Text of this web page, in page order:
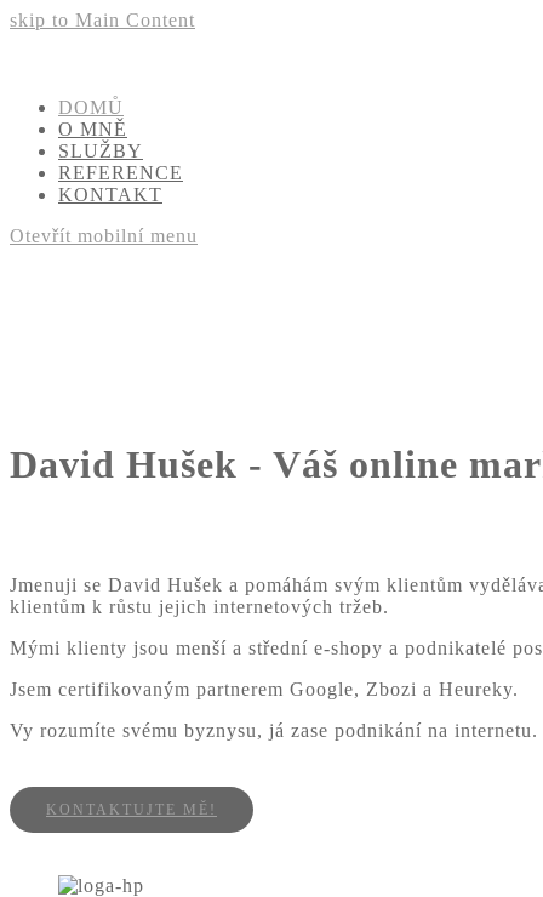
skip to Main Content
DOMŮ
O MNĚ
SLUŽBY
REFERENCE
KONTAKT
Otevřít mobilní menu
David Hušek - Váš online
Jmenuji se David Hušek a pomáhám svým klientům
klientům k růstu jejich internetových tržeb.
Mými klienty jsou menší a střední e-shopy a podnikatelé
Jsem certifikovaným partnerem Google, Zbozi a Heureky.
Vy rozumíte svému byznysu, já zase podnikání na
KONTAKTUJTE MĚ!